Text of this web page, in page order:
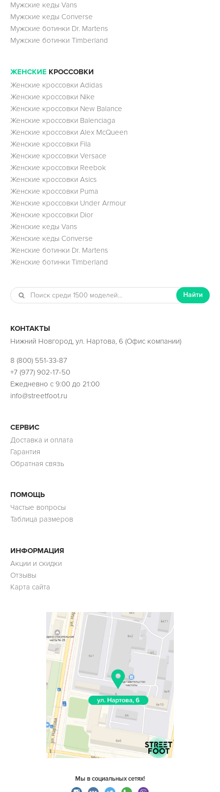
Мужские кеды Vans
Мужские кеды Converse
Мужские ботинки Dr. Martens
Мужские ботинки Timberland
ЖЕНСКИЕ КРОССОВКИ
Женские кроссовки Adidas
Женские кроссовки Nike
Женские кроссовки New Balance
Женские кроссовки Balenciaga
Женские кроссовки Alex McQueen
Женские кроссовки Fila
Женские кроссовки Versace
Женские кроссовки Reebok
Женские кроссовки Asics
Женские кроссовки Puma
Женские кроссовки Under Armour
Женские кроссовки Dior
Женские кеды Vans
Женские кеды Converse
Женские ботинки Dr. Martens
Женские ботинки Timberland
Найти
КОНТАКТЫ
Нижний Новгород, ул. Нартова, 6 (Офис компании)
8 (800) 551-33-87
+7 (977) 902-17-50
Ежедневно с 9:00 до 21:00
info@streetfoot.ru
СЕРВИС
Доставка и оплата
Гарантия
Обратная связь
ПОМОЩЬ
Частые вопросы
Таблица размеров
ИНФОРМАЦИЯ
Акции и скидки
Отзывы
Карта сайта
Мы в социальных сетях!